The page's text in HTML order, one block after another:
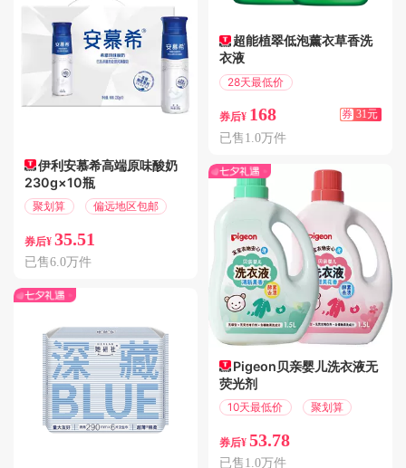
伊利安慕希高端原味酸奶
230g×10瓶
聚划算 偏远地区包邮
券后¥ 35.51
已售6.0万件
超能植翠低泡薰衣草香洗
衣液
28天最低价
券后¥ 168 券 31元
已售1.0万件
Pigeon贝亲婴儿洗衣液无
荧光剂
10天最低价 聚划算
券后¥ 53.78
已售1.0万件